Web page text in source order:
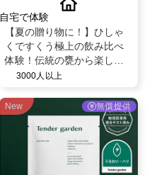
自宅で体験
【夏の贈り物に！】ひしゃ
くですくう極上の飲み比べ
体験！伝統の甕から楽しむ
フルーティーな芋焼酎「甕
3本セット」PRインフルエ
ンサー様募集！
3000人以上
New 無償提供